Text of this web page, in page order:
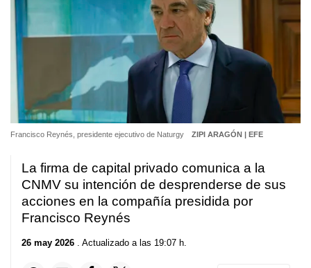
Francisco Reynés, presidente ejecutivo de Naturgy ZIPI ARAGÓN | EFE
La firma de capital privado comunica a la
CNMV su intención de desprenderse de sus
acciones en la compañía presidida por
Francisco Reynés
26 may 2026 . Actualizado a las 19:07 h.